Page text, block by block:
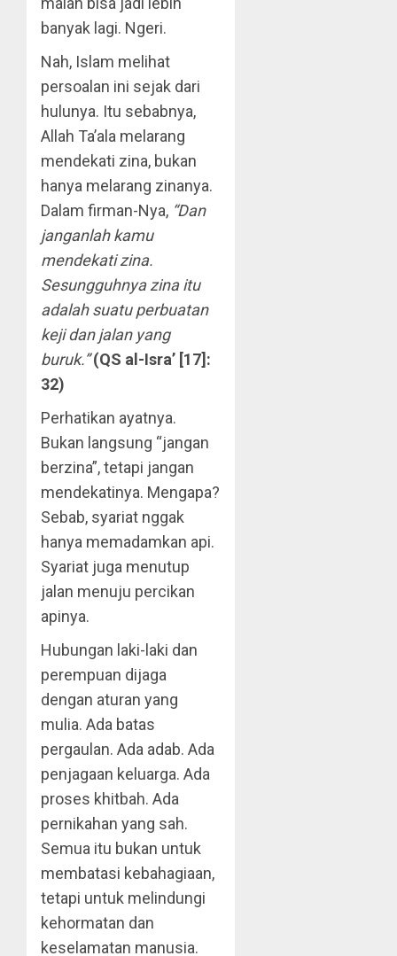
banyak lagi. Ngeri.
Nah, Islam melihat
persoalan ini sejak dari
hulunya. Itu sebabnya,
Allah Ta’ala melarang
mendekati zina, bukan
hanya melarang zinanya.
Dalam firman-Nya, “Dan
janganlah kamu
mendekati zina.
Sesungguhnya zina itu
adalah suatu perbuatan
keji dan jalan yang
buruk.” (QS al-Isra’ [17]:
32)
Perhatikan ayatnya.
Bukan langsung “jangan
berzina”, tetapi jangan
mendekatinya. Mengapa?
Sebab, syariat nggak
hanya memadamkan api.
Syariat juga menutup
jalan menuju percikan
apinya.
Hubungan laki-laki dan
perempuan dijaga
dengan aturan yang
mulia. Ada batas
pergaulan. Ada adab. Ada
penjagaan keluarga. Ada
proses khitbah. Ada
pernikahan yang sah.
Semua itu bukan untuk
membatasi kebahagiaan,
tetapi untuk melindungi
kehormatan dan
keselamatan manusia.